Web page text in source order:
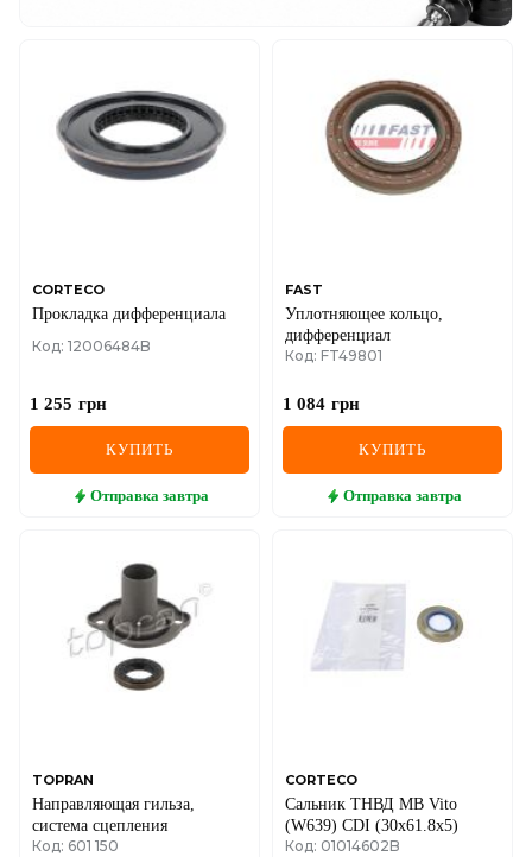
CORTECO
Прокладка дифференциала
Код: 12006484B
1 255 грн
КУПИТЬ
Отправка завтра
FAST
Уплотняющее кольцо,
дифференциал
Код: FT49801
1 084 грн
КУПИТЬ
Отправка завтра
TOPRAN
Направляющая гильза,
система сцепления
Код: 601 150
CORTECO
Сальник ТНВД MB Vito
(W639) CDI (30x61.8x5)
Код: 01014602B